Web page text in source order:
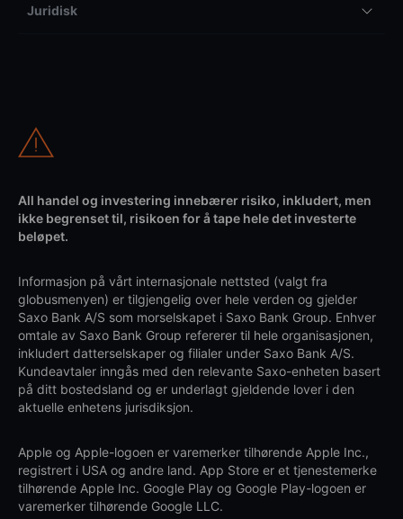
Juridisk
All handel og investering innebærer risiko, inkludert, men
ikke begrenset til, risikoen for å tape hele det investerte
beløpet.
Informasjon på vårt internasjonale nettsted (valgt fra
globusmenyen) er tilgjengelig over hele verden og gjelder
Saxo Bank A/S som morselskapet i Saxo Bank Group. Enhver
omtale av Saxo Bank Group refererer til hele organisasjonen,
inkludert datterselskaper og filialer under Saxo Bank A/S.
Kundeavtaler inngås med den relevante Saxo-enheten basert
på ditt bostedsland og er underlagt gjeldende lover i den
aktuelle enhetens jurisdiksjon.
Apple og Apple-logoen er varemerker tilhørende Apple Inc.,
registrert i USA og andre land. App Store er et tjenestemerke
tilhørende Apple Inc. Google Play og Google Play-logoen er
varemerker tilhørende Google LLC.